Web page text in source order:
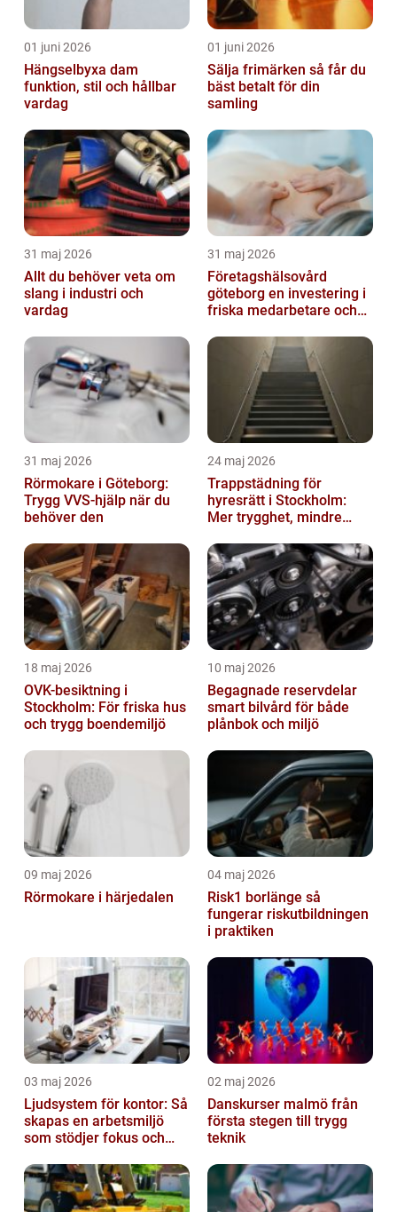
01 juni 2026
Hängselbyxa dam
funktion, stil och hållbar
vardag
01 juni 2026
Sälja frimärken så får du
bäst betalt för din
samling
31 maj 2026
Allt du behöver veta om
slang i industri och
vardag
31 maj 2026
Företagshälsovård
göteborg en investering i
friska medarbetare och
31 maj 2026
Rörmokare i Göteborg:
Trygg VVS-hjälp när du
behöver den
24 maj 2026
Trappstädning för
hyresrätt i Stockholm:
Mer trygghet, mindre
18 maj 2026
OVK-besiktning i
Stockholm: För friska hus
och trygg boendemiljö
10 maj 2026
Begagnade reservdelar
smart bilvård för både
plånbok och miljö
09 maj 2026
Rörmokare i härjedalen
04 maj 2026
Risk1 borlänge så
fungerar riskutbildningen
i praktiken
03 maj 2026
Ljudsystem för kontor: Så
skapas en arbetsmiljö
som stödjer fokus och
02 maj 2026
Danskurser malmö från
första stegen till trygg
teknik